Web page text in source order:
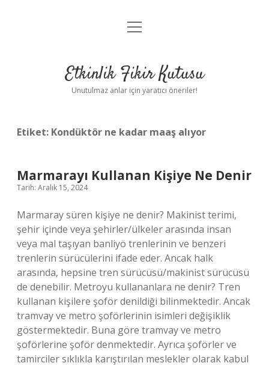
Anasayfa
Yasal Uyarı
menüyü
Etkinlik Fikir Kutusu
Unutulmaz anlar için yaratıcı öneriler!
Etiket: Kondüktör ne kadar maaş alıyor
Marmarayı Kullanan Kişiye Ne Denir
Tarih: Aralık 15, 2024
Marmaray süren kişiye ne denir? Makinist terimi,
şehir içinde veya şehirler/ülkeler arasında insan
veya mal taşıyan banliyö trenlerinin ve benzeri
trenlerin sürücülerini ifade eder. Ancak halk
arasında, hepsine tren sürücüsü/makinist sürücüsü
de denebilir. Metroyu kullananlara ne denir? Tren
kullanan kişilere şoför denildiği bilinmektedir. Ancak
tramvay ve metro şoförlerinin isimleri değişiklik
göstermektedir. Buna göre tramvay ve metro
şoförlerine şoför denmektedir. Ayrıca şoförler ve
tamirciler sıklıkla karıştırılan meslekler olarak kabul